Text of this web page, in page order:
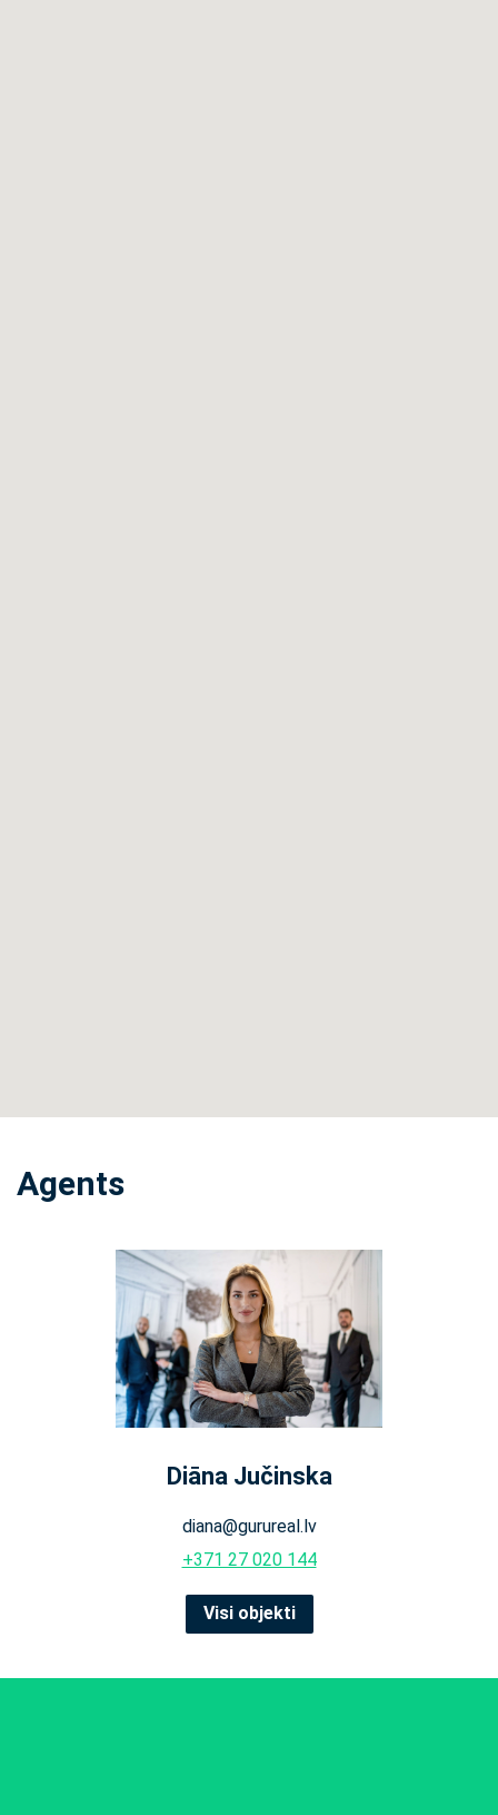
Agents
Diāna Jučinska
diana@gurureal.lv
+371 27 020 144
Visi objekti